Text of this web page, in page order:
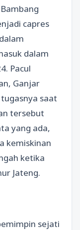
capres
dalam
Pacul
Ganjar
saat
tersebut
yang ada,
kemiskinan
ketika
Jateng.
sejati